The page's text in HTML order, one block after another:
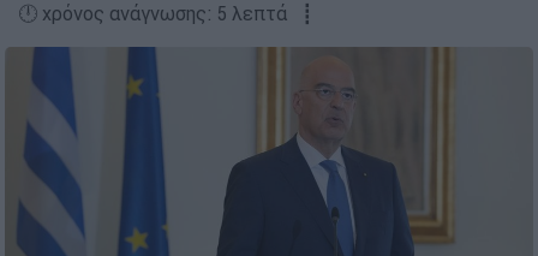
🕛 χρόνος ανάγνωσης: 5 λεπτά ┋